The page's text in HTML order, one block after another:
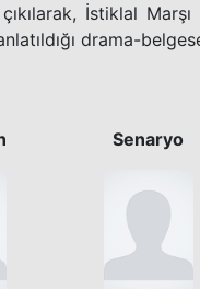
İstiklal
drama-
Senaryo